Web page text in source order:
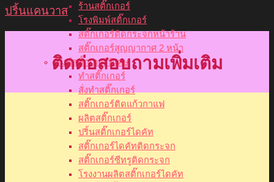
ร้านสติ๊กเกอร์
โรงพิมพ์สติ๊กเกอร์
สติ๊กเกอร์ติดกระจกหน้าร้าน
สติ๊กเกอร์สูญญากาศ 2 หน้า
พิมพ์สติ๊กเกอร์พิเศษ
ทำสติ๊กเกอร์
สั่งทำสติ๊กเกอร์
สติ๊กเกอร์ติดแก้วกาแฟ
ผลิตสติ๊กเกอร์
ปริ้นสติ๊กเกอร์ไดคัท
สติ๊กเกอร์ไดคัทติดกระจก
สติ๊กเกอร์ซีทรูติดกระจก
โรงงานผลิตสติ๊กเกอร์ไดคัท
ปริ้นแคนวาส
ติดต่อสอบถามเพิ่มเติม